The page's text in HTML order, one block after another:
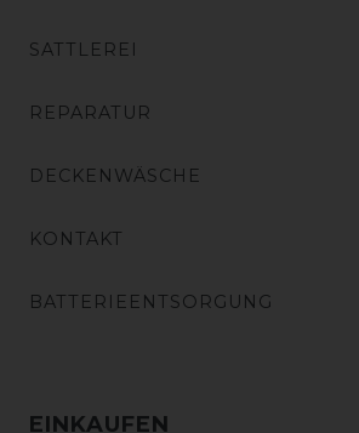
SATTLEREI
REPARATUR
DECKENWÄSCHE
KONTAKT
BATTERIEENTSORGUNG
EINKAUFEN